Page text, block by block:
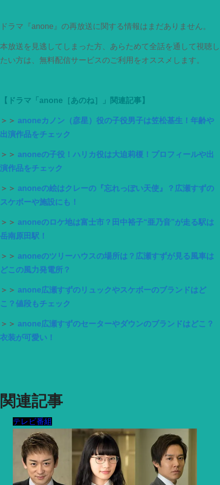
ドラマ『anone』の再放送に関する情報はまだありません。
本放送を見逃してしまった方、あらためて全話を通して視聴し
たい方は、無料配信サービスのご利用をオススメします。
【ドラマ「anone［あのね］」関連記事】
＞＞ anoneカノン（彦星）役の子役男子は笠松基生！年齢や
出演作品をチェック
＞＞ anoneの子役！ハリカ役は大迫莉榎！プロフィールや出
演作品をチェック
＞＞ anoneの絵はクレーの『忘れっぽい天使』？広瀬すずの
スケボーや施設にも！
＞＞ anoneのロケ地は富士市？田中裕子“亜乃音”が走る駅は
岳南原田駅！
＞＞ anoneのツリーハウスの場所は？広瀬すずが見る風車は
どこの風力発電所？
＞＞ anone広瀬すずのリュックやスケボーのブランドはど
こ？値段もチェック
＞＞ anone広瀬すずのセーターやダウンのブランドはどこ？
衣装が可愛い！
関連記事
テレビ番組